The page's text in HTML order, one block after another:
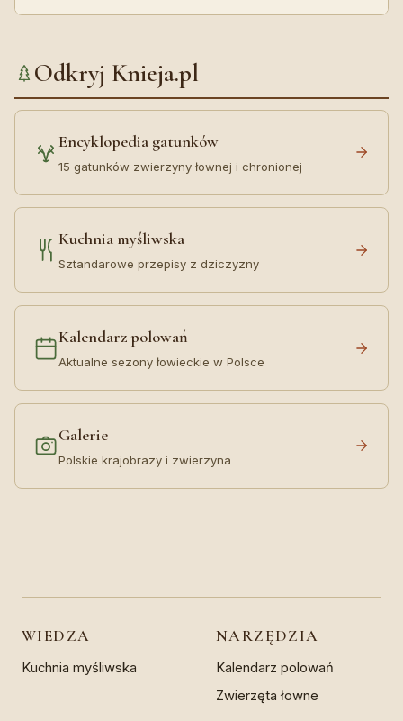
Odkryj Knieja.pl
Encyklopedia gatunków
15 gatunków zwierzyny łownej i chronionej
Kuchnia myśliwska
Sztandarowe przepisy z dziczyzny
Kalendarz polowań
Aktualne sezony łowieckie w Polsce
Galerie
Polskie krajobrazy i zwierzyna
WIEDZA
Kuchnia myśliwska
NARZĘDZIA
Kalendarz polowań
Zwierzęta łowne